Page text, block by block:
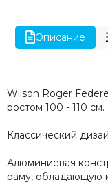
Описание
Wilson Roger
ростом 100 - 110 см.
Классический
Алюминиевая
раму, обладающую